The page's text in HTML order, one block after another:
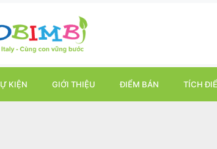
KIỆN GIỚI THIỆU ĐIỂM BÁN TÍCH